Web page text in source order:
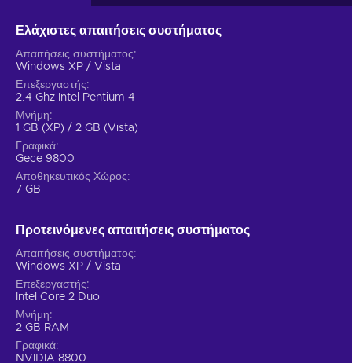
Ελάχιστες απαιτήσεις συστήματος
Απαιτήσεις συστήματος
Windows XP / Vista
Επεξεργαστής
2.4 Ghz Intel Pentium 4
Μνήμη
1 GB (XP) / 2 GB (Vista)
Γραφικά
Gece 9800
Αποθηκευτικός Χώρος
7 GB
Προτεινόμενες απαιτήσεις συστήματος
Απαιτήσεις συστήματος
Windows XP / Vista
Επεξεργαστής
Intel Core 2 Duo
Μνήμη
2 GB RAM
Γραφικά
NVIDIA 8800